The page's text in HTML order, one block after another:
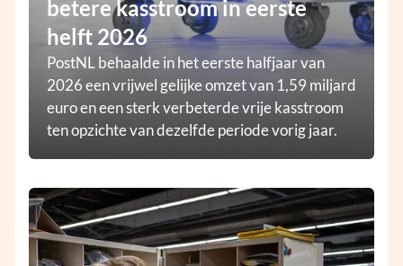
betere kasstroom in eerste
helft 2026
PostNL behaalde in het eerste halfjaar van
2026 een vrijwel gelijke omzet van 1,59 miljard
euro en een sterk verbeterde vrije kasstroom
ten opzichte van dezelfde periode vorig jaar.